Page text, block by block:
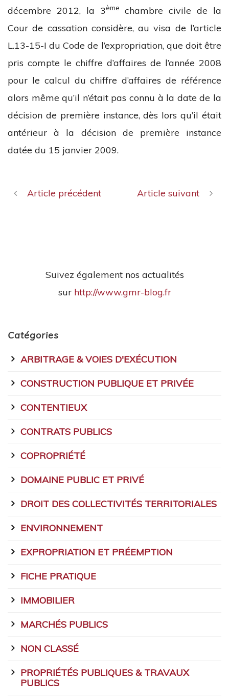
décembre 2012, la 3ème
chambre civile de la
Cour de cassation considère, au visa de l’article
L.13-15-I du Code de l’expropriation, que doit être
pris compte le chiffre d’affaires de l’année 2008
pour le calcul du chiffre d’affaires de référence
alors même qu’il n’était pas connu à la date de la
décision de première instance, dès lors qu’il était
antérieur à la décision de première instance
datée du 15 janvier 2009.
Article précédent Article suivant
Suivez également nos actualités
sur http://www.gmr-blog.fr
Catégories
ARBITRAGE & VOIES D'EXÉCUTION
CONSTRUCTION PUBLIQUE ET PRIVÉE
CONTENTIEUX
CONTRATS PUBLICS
COPROPRIÉTÉ
DOMAINE PUBLIC ET PRIVÉ
DROIT DES COLLECTIVITÉS TERRITORIALES
ENVIRONNEMENT
EXPROPRIATION ET PRÉEMPTION
FICHE PRATIQUE
IMMOBILIER
MARCHÉS PUBLICS
NON CLASSÉ
PROPRIÉTÉS PUBLIQUES & TRAVAUX
PUBLICS